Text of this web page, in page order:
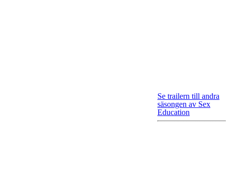
Se trailern till andra
säsongen av Sex
Education